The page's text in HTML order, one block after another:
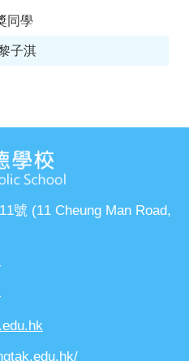
同學
子淇
號 (11 Cheung Man Road,